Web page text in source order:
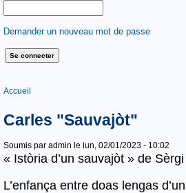
Demander un nouveau mot de passe
Vous êtes ici
Accueil
Carles "Sauvajòt"
Soumis par admin le lun, 02/01/2023 - 10:02
« Istòria d’un sauvajòt » de
L’enfança entre doas lengas